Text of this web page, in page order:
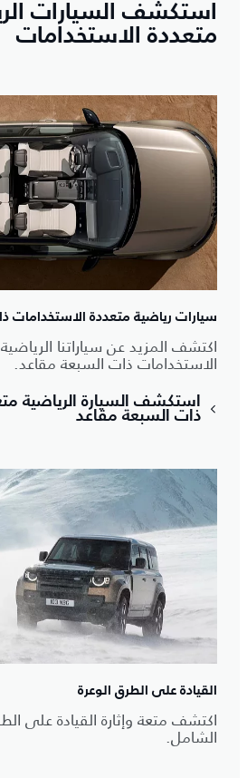
استكشف السيارات
متعددة الاستخدامات
سيارات رياضية متعددة الاستخدامات
اكتشف المزيد عن سياراتنا
الاستخدامات ذات السبعة مقاعد.
استكشف السيارة الرياضية
ذات السبعة مقاعد
القيادة على الطرق الوعرة
اكتشف متعة وإثارة القيادة على
الشامل.